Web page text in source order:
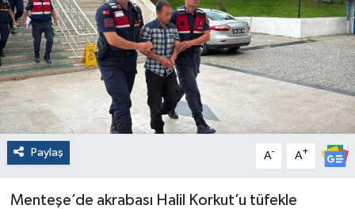
Paylaş A- A+
Menteşe’de akrabası Halil Korkut’u tüfekle